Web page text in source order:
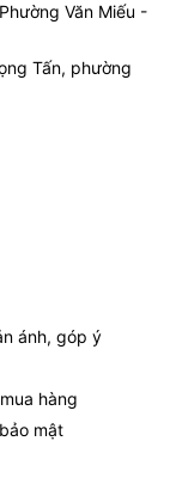
Văn Miếu -
Tấn, phường
ánh, góp ý
hàng
mật